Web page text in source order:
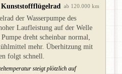
Kunststoffflügelrad ab 120.000 km
der Wasserpumpe des
Laufleistung auf der Welle
dreht scheinbar normal,
mehr. Überhitzung mit
folgt schnell.
steigt plötzlich auf